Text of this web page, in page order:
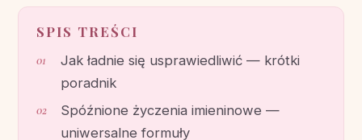
SPIS TREŚCI
Jak ładnie się usprawiedliwić — krótki
poradnik
Spóźnione życzenia imieninowe —
uniwersalne formuły